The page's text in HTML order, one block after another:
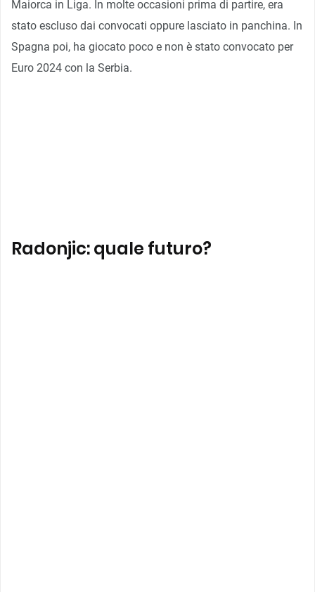
Maiorca in Liga. In molte occasioni prima di partire, era
stato escluso dai convocati oppure lasciato in panchina. In
Spagna poi, ha giocato poco e non è stato convocato per
Euro 2024 con la Serbia.
Radonjic: quale futuro?